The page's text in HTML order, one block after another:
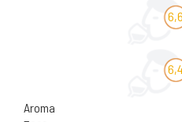
6,6
6,4
Aroma